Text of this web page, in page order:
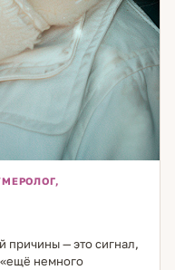
причины — это сигнал,
«ещё немного